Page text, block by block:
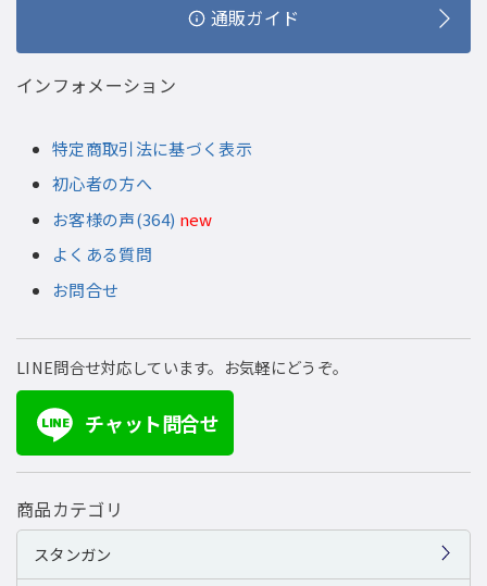
通販ガイド
インフォメーション
特定商取引法に基づく表示
初心者の方へ
お客様の声(364) new
よくある質問
お問合せ
LINE問合せ対応しています。お気軽にどうぞ。
LINE チャット問合せ
商品カテゴリ
スタンガン